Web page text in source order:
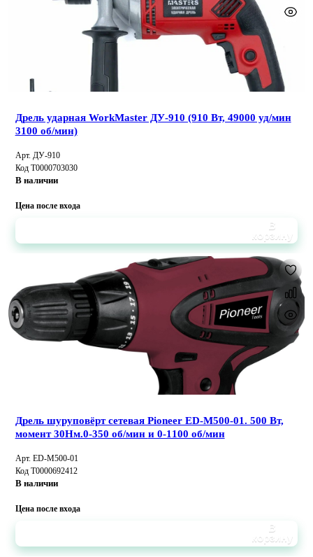
Дрель ударная WorkMaster ДУ-910 (910 Вт, 49000 уд/мин
3100 об/мин)
Арт. ДУ-910
Код Т0000703030
В наличии
Цена после входа
В
корзину
Дрель шуруповёрт сетевая Pioneer ED-M500-01. 500 Вт,
момент 30Нм.0-350 об/мин и 0-1100 об/мин
Арт. ED-M500-01
Код Т0000692412
В наличии
Цена после входа
В
корзину